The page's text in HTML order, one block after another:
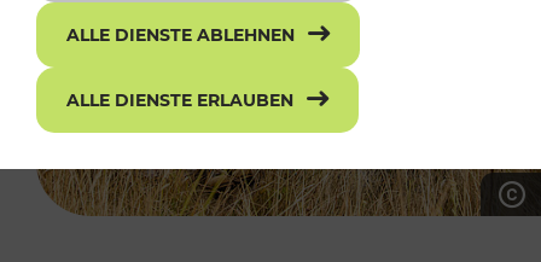
ALLE DIENSTE ABLEHNEN
ALLE DIENSTE ERLAUBEN